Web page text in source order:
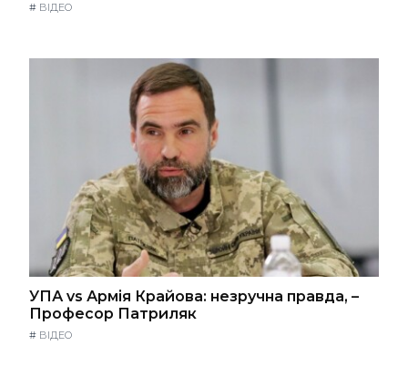
# ВІДЕО
УПА vs Армія Крайова: незручна правда, –
Професор Патриляк
# ВІДЕО